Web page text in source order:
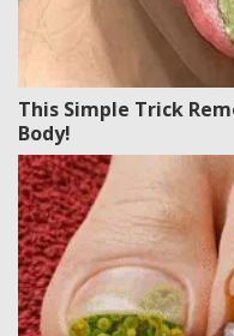
This Simple Trick
Body!